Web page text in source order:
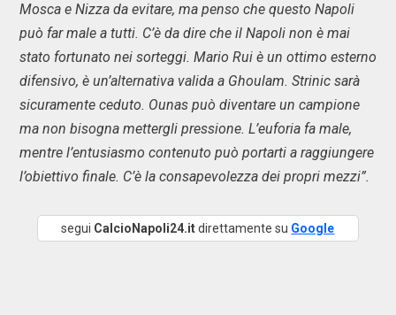
Mosca e Nizza da evitare, ma penso che questo Napoli
può far male a tutti. C’è da dire che il Napoli non è mai
stato fortunato nei sorteggi. Mario Rui è un ottimo esterno
difensivo, è un’alternativa valida a Ghoulam. Strinic sarà
sicuramente ceduto. Ounas può diventare un campione
ma non bisogna mettergli pressione. L’euforia fa male,
mentre l’entusiasmo contenuto può portarti a raggiungere
l’obiettivo finale. C’è la consapevolezza dei propri mezzi”.
segui CalcioNapoli24.itdirettamente su Google